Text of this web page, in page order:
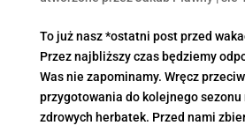
To już nasz *ostatni post przed
Przez najbliższy czas będziemy
Was nie zapominamy. Wręcz
przygotowania do kolejnego sezonu
zdrowych herbatek. Przed nami